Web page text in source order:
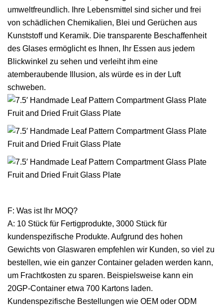
umweltfreundlich. Ihre Lebensmittel sind sicher und frei
von schädlichen Chemikalien, Blei und Gerüchen aus
Kunststoff und Keramik. Die transparente Beschaffenheit
des Glases ermöglicht es Ihnen, Ihr Essen aus jedem
Blickwinkel zu sehen und verleiht ihm eine
atemberaubende Illusion, als würde es in der Luft
schweben.
F: Was ist Ihr MOQ?
A: 10 Stück für Fertigprodukte, 3000 Stück für
kundenspezifische Produkte. Aufgrund des hohen
Gewichts von Glaswaren empfehlen wir Kunden, so viel zu
bestellen, wie ein ganzer Container geladen werden kann,
um Frachtkosten zu sparen. Beispielsweise kann ein
20GP-Container etwa 700 Kartons laden.
Kundenspezifische Bestellungen wie OEM oder ODM